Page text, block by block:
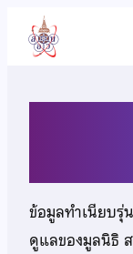
เนื้อหา
ข้อมูลทำเนียบรุ่
ดูแลของมูลนิธิ